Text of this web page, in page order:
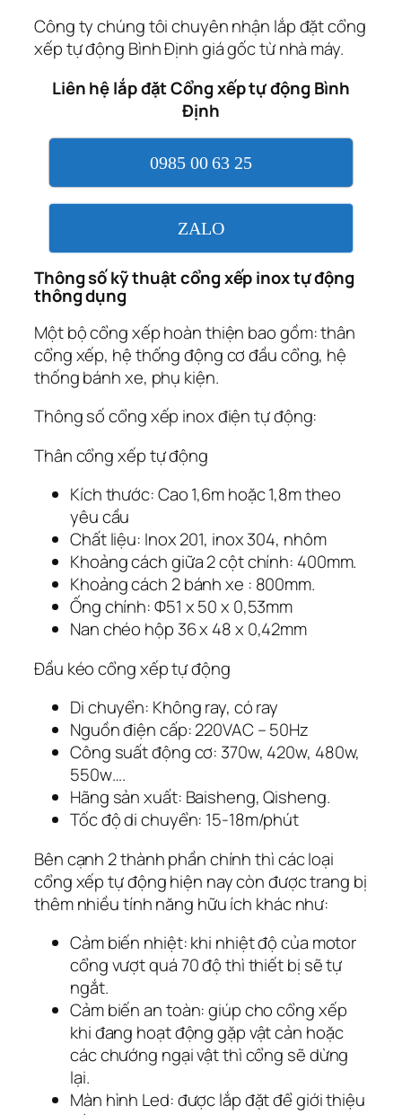
Công ty chúng tôi chuyên nhận lắp đặt cổng
xếp tự động Bình Định giá gốc từ nhà máy.
Liên hệ lắp đặt Cổng xếp tự động Bình
Định
0985 00 63 25
ZALO
Thông số kỹ thuật cổng xếp inox tự động
thông dụng
Một bộ cổng xếp hoàn thiện bao gồm: thân
cổng xếp, hệ thống động cơ đầu cổng, hệ
thống bánh xe, phụ kiện.
Thông số cổng xếp inox điện tự động:
Thân cổng xếp tự động
Kích thước: Cao 1,6m hoặc 1,8m theo
yêu cầu
Chất liệu: Inox 201, inox 304, nhôm
Khoảng cách giữa 2 cột chính: 400mm.
Khoảng cách 2 bánh xe : 800mm.
Ống chính: Ф51 x 50 x 0,53mm
Nan chéo hộp 36 x 48 x 0,42mm
Đầu kéo cổng xếp tự động
Di chuyển: Không ray, có ray
Nguồn điện cấp: 220VAC – 50Hz
Công suất động cơ: 370w, 420w, 480w,
550w….
Hãng sản xuất: Baisheng, Qisheng.
Tốc độ di chuyển: 15-18m/phút
Bên cạnh 2 thành phần chính thì các loại
cổng xếp tự động hiện nay còn được trang bị
thêm nhiều tính năng hữu ích khác như:
Cảm biến nhiệt: khi nhiệt độ của motor
cổng vượt quá 70 độ thì thiết bị sẽ tự
ngắt.
Cảm biến an toàn: giúp cho cổng xếp
khi đang hoạt động gặp vật cản hoặc
các chướng ngại vật thì cổng sẽ dừng
lại.
Màn hình Led: được lắp đặt để giới thiệu